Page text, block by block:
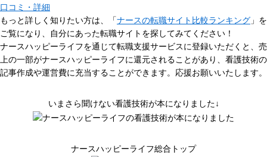
口コミ・詳細
もっと詳しく知りたい方は、「ナースの転職サイト比較ランキング 」を
ご覧になり、自分にあった転職サイトを探してみてください！
ナースハッピーライフを通じて転職支援サービスに登録いただくと、売
上の一部がナースハッピーライフに還元されることがあり、看護技術の
記事作成や運営費に充当することができます。応援お願いいたします。
いまさら聞けない看護技術が本になりました↓
ナースハッピーライフ総合トップ